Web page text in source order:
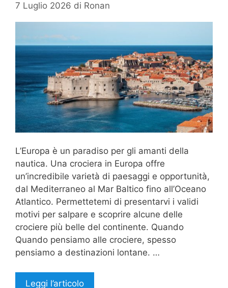
7 Luglio 2026 di Ronan
L’Europa è un paradiso per gli amanti della
nautica. Una crociera in Europa offre
un’incredibile varietà di paesaggi e opportunità,
dal Mediterraneo al Mar Baltico fino all’Oceano
Atlantico. Permettetemi di presentarvi i validi
motivi per salpare e scoprire alcune delle
crociere più belle del continente. Quando
Quando pensiamo alle crociere, spesso
pensiamo a destinazioni lontane. …
Leggi l’articolo